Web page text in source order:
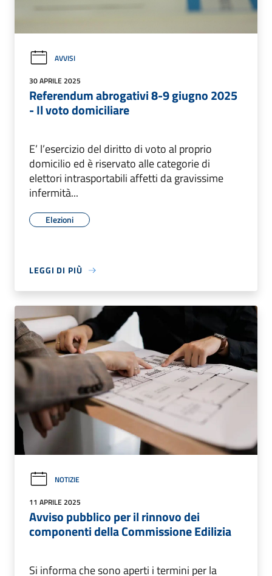
AVVISI
30 APRILE 2025
Referendum abrogativi 8-9 giugno 2025
- Il voto domiciliare
E’ l’esercizio del diritto di voto al proprio
domicilio ed è riservato alle categorie di
elettori intrasportabili affetti da gravissime
infermità...
Elezioni
LEGGI DI PIÙ
NOTIZIE
11 APRILE 2025
Avviso pubblico per il rinnovo dei
componenti della Commissione Edilizia
Si informa che sono aperti i termini per la